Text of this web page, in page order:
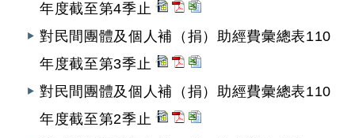
年度截至第4季止
對民間團體及個人補（捐）助經費彙總表110
年度截至第3季止
對民間團體及個人補（捐）助經費彙總表110
年度截至第2季止